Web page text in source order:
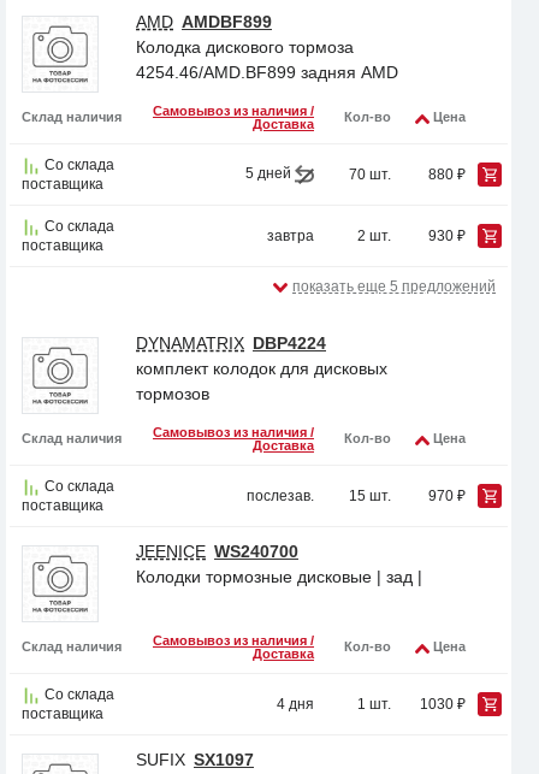
AMD AMDBF899
Колодка дискового тормоза
4254.46/AMD.BF899 задняя AMD
Склад наличия
Самовывоз из наличия /
Доставка
Кол-во Цена
Со склада
поставщика
5 дней 70 шт. 880 ₽
Со склада
поставщика
завтра 2 шт. 930 ₽
показать еще 5 предложений
DYNAMATRIX DBP4224
комплект колодок для дисковых
тормозов
Склад наличия
Самовывоз из наличия /
Доставка
Кол-во Цена
Со склада
поставщика
послезав. 15 шт. 970 ₽
JEENICE WS240700
Колодки тормозные дисковые | зад |
Склад наличия
Самовывоз из наличия /
Доставка
Кол-во Цена
Со склада
поставщика
4 дня 1 шт. 1030 ₽
SUFIX SX1097